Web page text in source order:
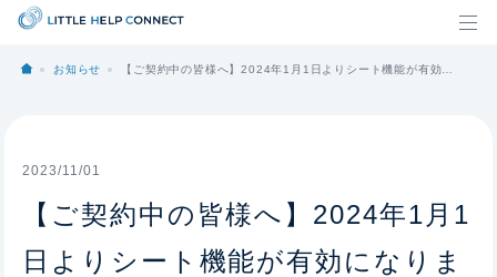
お知らせ
2023/11/01
【ご契約中の皆様へ】2024年1月1
日よりシート機能が有効になりま